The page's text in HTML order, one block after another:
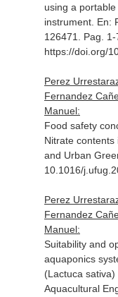
using a
instrument. En:
126471. Pag. 1-
https://doi.org/
Perez
Fernandez
Manuel:
Food safety
Nitrate contents
and Urban
10.1016/
Perez
Fernandez
Manuel:
Suitability and
aquaponics
(Lactuca sativa)
Aquacultural